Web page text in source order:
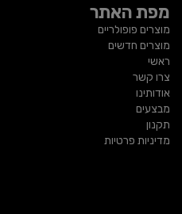
מפת האתר
מוצרים פופולריים
מוצרים חדשים
ראשי
צרו קשר
אודותינו
מבצעים
תקנון
מדיניות פרטיות